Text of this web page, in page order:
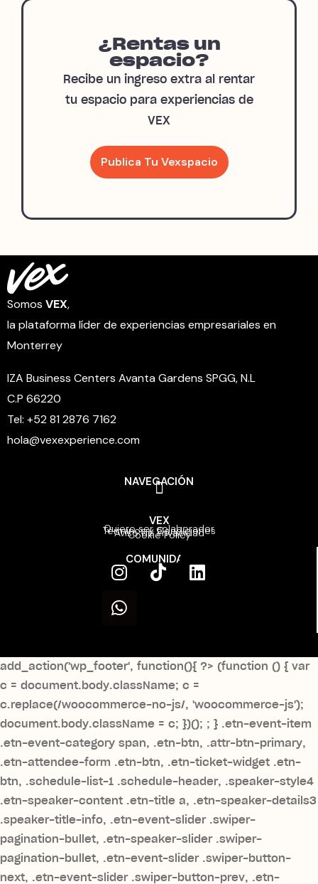
¿Rentas un
espacio?
Recibe un ingreso extra al rentar
tu espacio para experiencias de
VEX
Publica Tu Vexspacio
Somos VEX,
la plataforma líder de experiencias empresariales en
Monterrey
IZA Business Centers Avanta Gardens SPGG, N.L
C.P 66220
Tel: +52 81 2876 7162
hola@vexexperience.com
NAVEGACIÓN
VEX
Quiero ser colaborador
Términos y Condiciones
Aviso de Privacidad
Cookie Policy
COMUNIDAD
add_action('wp_footer', function(){ ?> (function () { var
c = document.body.className; c =
c.replace(/woocommerce-no-js/, 'woocommerce-js');
document.body.className = c; })(); ; } .etn-event-item
.etn-event-category span, .etn-btn, .attr-btn-primary,
.etn-attendee-form .etn-btn, .etn-ticket-widget .etn-
btn, .schedule-list-1 .schedule-header, .speaker-style4
.etn-speaker-content .etn-title a, .etn-speaker-details3
.speaker-title-info, .etn-event-slider .swiper-
pagination-bullet, .etn-speaker-slider .swiper-
pagination-bullet, .etn-event-slider .swiper-button-
next, .etn-event-slider .swiper-button-prev, .etn-